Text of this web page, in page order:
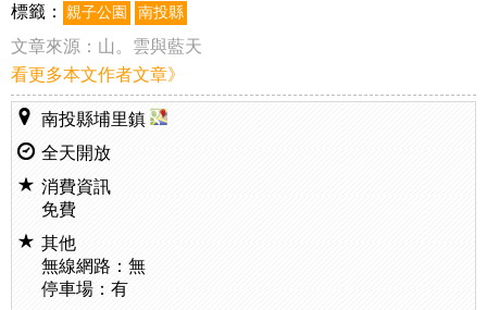
標籤： 親子公園 南投縣
文章來源： 山。雲與藍天
看更多本文作者文章》
南投縣埔里鎮
全天開放
消費資訊
免費
其他
無線網路：無
停車場：有